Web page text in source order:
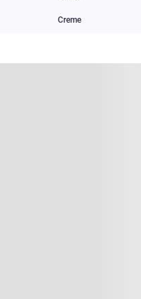
Creme